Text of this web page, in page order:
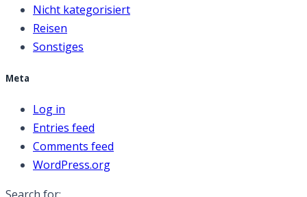
Nicht kategorisiert
Reisen
Sonstiges
Meta
Log in
Entries feed
Comments feed
WordPress.org